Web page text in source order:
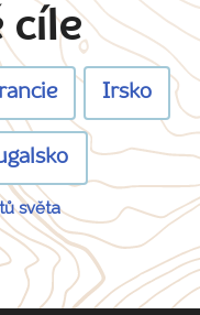
cíle
Irsko
světa